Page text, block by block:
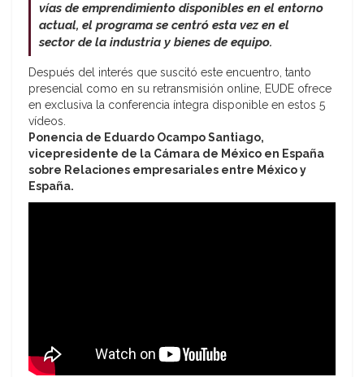
vías de emprendimiento disponibles en el entorno
actual, el programa se centró esta vez en el
sector de la industria y bienes de equipo.
Después del interés que suscitó este encuentro, tanto
presencial como en su retransmisión online, EUDE ofrece
en exclusiva la conferencia íntegra disponible en estos 5
vídeos.
Ponencia de Eduardo Ocampo Santiago,
vicepresidente de la Cámara de México en España
sobre Relaciones empresariales entre México y
España.